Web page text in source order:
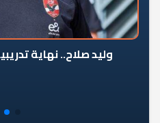
وليد صلاح.. نهاية